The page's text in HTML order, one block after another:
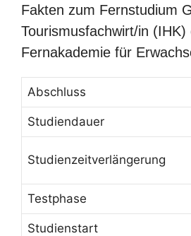
Fakten zum Fernstudium
Tourismusfachwirt/in (IHK)
Fernakademie für
Abschluss
Studiendauer
Studienzeitverlängerung
Testphase
Studienstart